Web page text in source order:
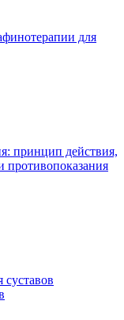
для
принцип действия,
противопоказания